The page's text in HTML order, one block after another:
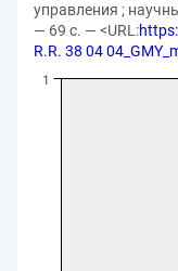
управления ;
— 69 с. — <URL:
R.R. 38 04